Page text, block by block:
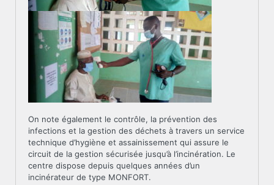
On note également le contrôle, la prévention des
infections et la gestion des déchets à travers un service
technique d’hygiène et assainissement qui assure le
circuit de la gestion sécurisée jusqu’à l’incinération. Le
centre dispose depuis quelques années d’un
incinérateur de type MONFORT.